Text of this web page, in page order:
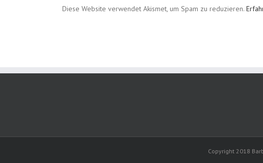
Diese Website verwendet Akismet, um Spam zu reduzieren.
Copyright 2018